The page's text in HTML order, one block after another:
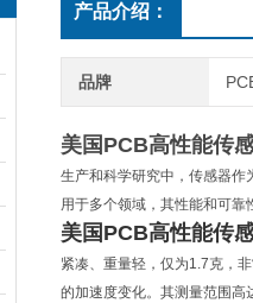
产品介绍：
品牌
美国PCB高性能传
生产和科学研究中，传感器
用于多个领域，其性能和可靠
美国PCB高性能传
紧凑、重量轻，仅为1.7克，
的加速度变化。其测量范围高